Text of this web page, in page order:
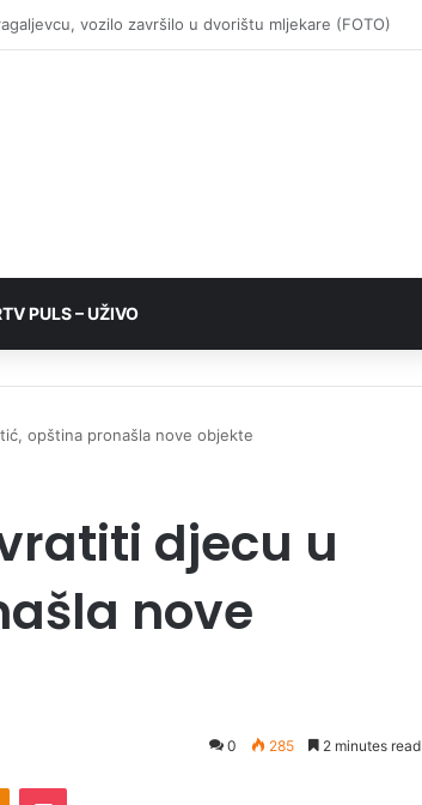
PULS – UŽIVO
opština pronašla nove objekte
djecu u
nove
0 285 2 minutes read